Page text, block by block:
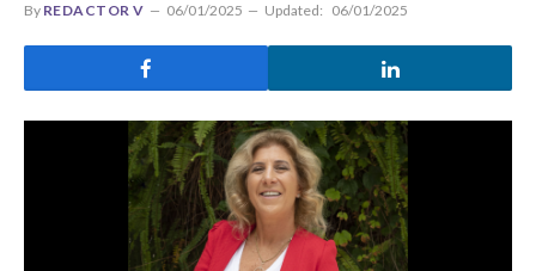
By REDACTOR V 06/01/2025 Updated: 06/01/2025